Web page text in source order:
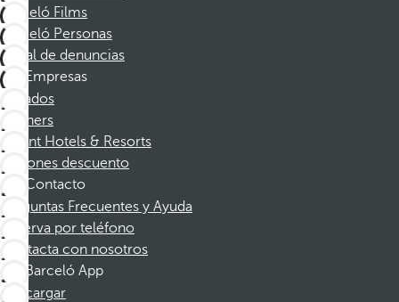
Barceló Films
Barceló Personas
Canal de denuncias
Empresas
Afiliados
Partners
Dorint Hotels & Resorts
Cupones descuento
Contacto
Preguntas Frecuentes y Ayuda
Reserva por teléfono
Contacta con nosotros
Barceló App
Descargar